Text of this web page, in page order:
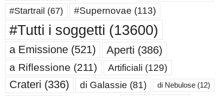
#Startrail (67) #Supernovae (113)
#Tutti i soggetti (13600)
a Emissione (521) Aperti (386)
a Riflessione (211) Artificiali (129)
Crateri (336) di Galassie (81) di Nebulose (12)